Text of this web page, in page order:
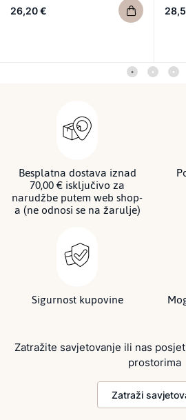
26,20 €
Besplatna dostava iznad
70,00 € isključivo za
narudžbe putem web shop-
a (ne odnosi se na žarulje)
Sigurnost kupovine
Zatražite savjetovanje ili nas
prostorima
Zatraži